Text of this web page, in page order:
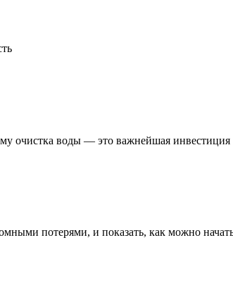
очистка воды — это важнейшая
потерями, и показать, как можно